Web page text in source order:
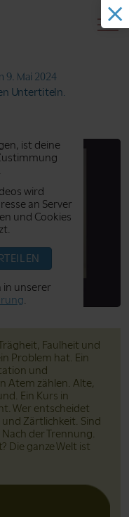
9. Mai 2024
Untertiteln.
ist deine
wird
an Server
und Cookies
unserer
.
Faulheit und
Problem hat. Ein
und
Atem zählen. Alte,
Ein Kurs in
Wer entscheidet
Zärtlichkeit. Sind
der Trennung.
Die ganze Welt ist